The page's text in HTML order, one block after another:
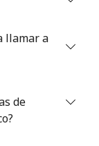
llamar a
de